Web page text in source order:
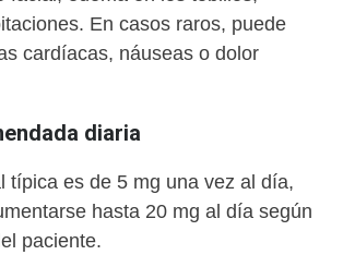
En casos raros, puede
cardíacas, náuseas o dolor
diaria
típica es de 5 mg una vez al día,
hasta 20 mg al día según
paciente.